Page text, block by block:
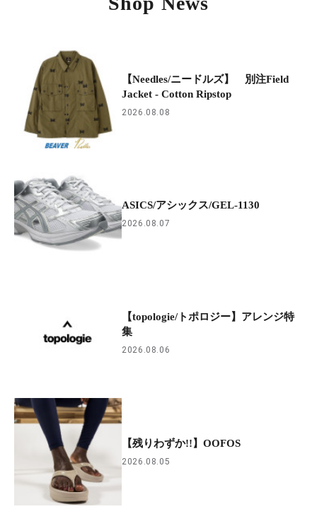
【Needles/ニードルズ】 別注Field
Jacket - Cotton Ripstop
2026.08.08
ASICS/アシックス/GEL-1130
2026.08.07
【topologie/トポロジー】アレンジ特
集
2026.08.06
【残りわずか!!】OOFOS
2026.08.05